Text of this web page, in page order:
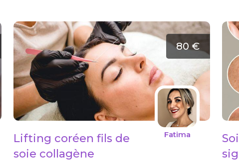
80 €
Fatima
Lifting coréen fils de
soie collagène